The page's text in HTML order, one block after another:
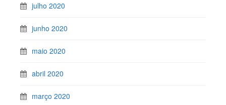
julho 2020
junho 2020
maio 2020
abril 2020
março 2020